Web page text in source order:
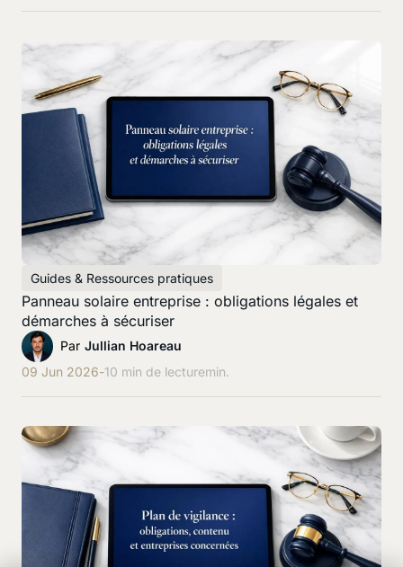
Guides & Ressources pratiques
Panneau solaire entreprise : obligations légales et
démarches à sécuriser
Par Jullian Hoareau
09 Jun 2026-10 min de lecturemin.